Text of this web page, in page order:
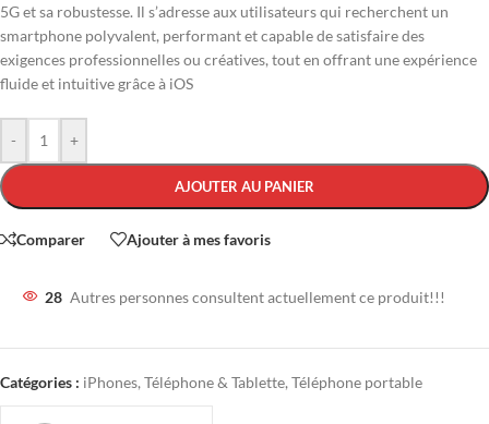
5G et sa robustesse. Il s’adresse aux utilisateurs qui recherchent un
smartphone polyvalent, performant et capable de satisfaire des
exigences professionnelles ou créatives, tout en offrant une expérience
fluide et intuitive grâce à iOS
- +
AJOUTER AU PANIER
Comparer Ajouter à mes favoris
28 Autres personnes consultent actuellement ce produit!!!
Catégories : iPhones, Téléphone & Tablette, Téléphone portable